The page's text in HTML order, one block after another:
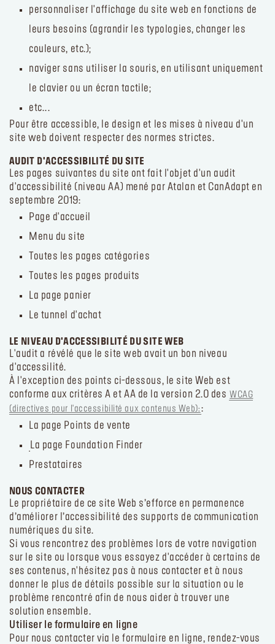
personnaliser l'affichage du site web en fonctions de
leurs besoins (agrandir les typologies, changer les
couleurs, etc.);
naviger sans utiliser la souris, en utilisant uniquement
le clavier ou un écran tactile;
etc...
Pour être accessible, le design et les mises à niveau d'un
site web doivent respecter des normes strictes.
AUDIT D'ACCESSIBILITÉ DU SITE
Les pages suivantes du site ont fait l'objet d'un audit
d'accessibilité (niveau AA) mené par Atalan et CanAdapt en
septembre 2019:
Page d'accueil
Menu du site
Toutes les pages catégories
Toutes les pages produits
La page panier
Le tunnel d'achat
LE NIVEAU D'ACCESSIBILITÉ DU SITE WEB
L'audit a révélé que le site web avait un bon niveau
d'accessilité.
À l'exception des points ci-dessous, le site Web est
conforme aux critères A et AA de la version 2.0 des WCAG
(directives pour l'accessibilité aux contenus Web): :
La page Points de vente
La page Foundation Finder
Prestataires
NOUS CONTACTER
Le propriétaire de ce site Web s’efforce en permanence
d’améliorer l’accessibilité des supports de communication
numériques du site.
Si vous rencontrez des problèmes lors de votre navigation
sur le site ou lorsque vous essayez d'accéder à certains de
ses contenus, n'hésitez pas à nous contacter et à nous
donner le plus de détails possible sur la situation ou le
problème rencontré afin de nous aider à trouver une
solution ensemble.
Utiliser le formulaire en ligne
Pour nous contacter via le formulaire en ligne, rendez-vous